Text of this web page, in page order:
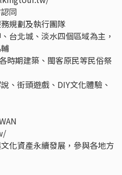
同
規劃及執行團隊
台北城、淡水四個區域為主，
時期建築、閩客原民等民俗祭
、街頭遊戲、DIY文化體驗、
化資產永續發展，參與各地方